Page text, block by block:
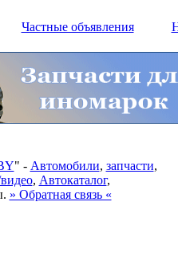
Частные объявления
" - Автомобили, запчасти,
, Автокаталог,
» Обратная связь «